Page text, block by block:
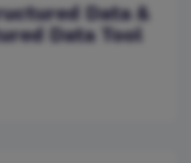
Data &
Data Tool